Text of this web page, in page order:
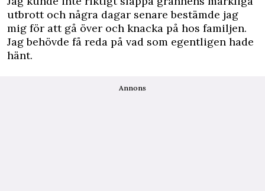
utbrott och några dagar senare bestämde jag
mig för att gå över och knacka på hos familjen.
Jag behövde få reda på vad som egentligen hade
hänt.
Annons